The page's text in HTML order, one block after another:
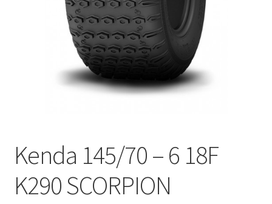
Kenda 145/70 – 6 18F
K290 SCORPION